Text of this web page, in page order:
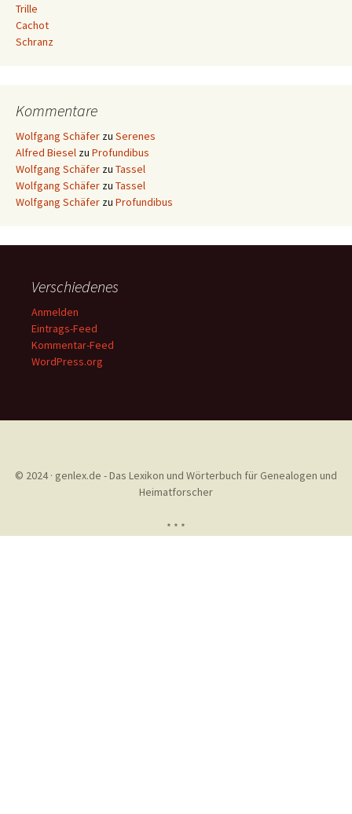
Trille
Cachot
Schranz
Kommentare
Wolfgang Schäfer zu Serenes
Alfred Biesel zu Profundibus
Wolfgang Schäfer zu Tassel
Wolfgang Schäfer zu Tassel
Wolfgang Schäfer zu Profundibus
Verschiedenes
Anmelden
Eintrags-Feed
Kommentar-Feed
WordPress.org
© 2024 · genlex.de - Das Lexikon und Wörterbuch für Genealogen und
Heimatforscher
* * *